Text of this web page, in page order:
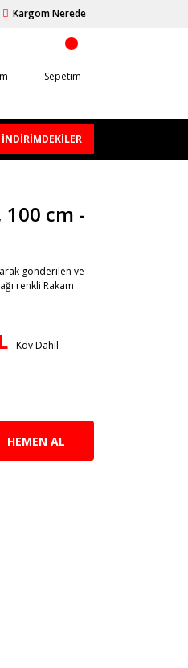
Kargom Nerede
Sepetim
İNDİRİMDEKİLER
100 cm -
gönderilen ve
renkli Rakam
Kdv Dahil
HEMEN AL